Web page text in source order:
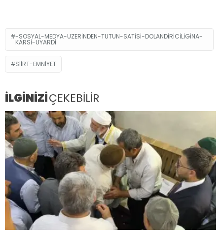
-SOSYAL-MEDYA-UZERINDEN-TUTUN-SATISI-DOLANDIRICILIGINA-
KARSI-UYARDI
SIIRT-EMNIYET
İLGİNİZİÇEKEBİLİR